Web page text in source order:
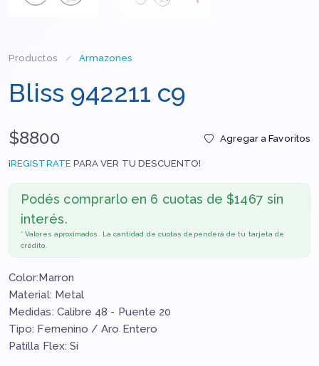
Productos Armazones
Bliss 942211 c9
$8800 Agregar a Favoritos
¡REGISTRATEPARA VER TU DESCUENTO!
Podés comprarlo en 6 cuotas de $1467 sin
interés.
* Valores aproximados. La cantidad de cuotas dependerá de tu tarjeta de
crédito.
Color:Marron
Material: Metal
Medidas: Calibre 48 - Puente 20
Tipo: Femenino / Aro Entero
Patilla Flex: Si